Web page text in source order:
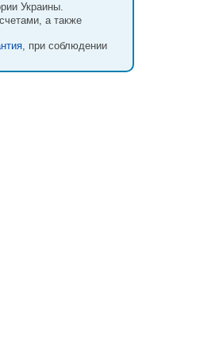
Украины.
а также
, при соблюдении